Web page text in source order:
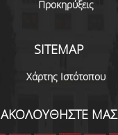
Προκηρύξεις
SITEMAP
Χάρτης Ιστότοπου
ΑΚΟΛΟΥΘΗΣΤΕ ΜΑΣ